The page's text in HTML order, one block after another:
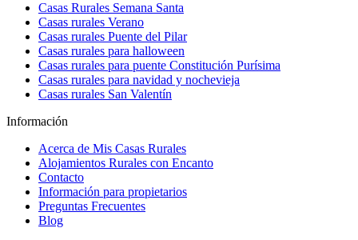
Casas Rurales Semana Santa
Casas rurales Verano
Casas rurales Puente del Pilar
Casas rurales para halloween
Casas rurales para puente Constitución Purísima
Casas rurales para navidad y nochevieja
Casas rurales San Valentín
Información
Acerca de Mis Casas Rurales
Alojamientos Rurales con Encanto
Contacto
Información para propietarios
Preguntas Frecuentes
Blog